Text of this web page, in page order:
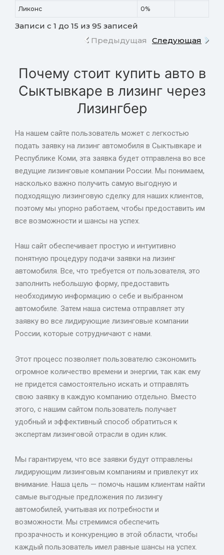
Ликонс 0%
Записи с 1 до 15 из 95 записей
Предыдущая
Следующая
Почему стоит купить авто в
Сыктывкаре в лизинг через
Лизингбер
На нашем сайте пользователь может с легкостью
подать заявку на лизинг автомобиля в Сыктывкаре и
Республике Коми, эта заявка будет отправлена во все
ведущие лизинговые компании России. Мы понимаем,
насколько важно получить самую выгодную и
подходящую лизинговую сделку для наших клиентов,
поэтому мы упорно работаем, чтобы предоставить им
все возможности и шансы на успех.
Наш сайт обеспечивает простую и интуитивно
понятную процедуру подачи заявки на лизинг
автомобиля. Все, что требуется от пользователя, это
заполнить небольшую форму, предоставить
необходимую информацию о себе и выбранном
автомобиле. Затем наша система отправляет эту
заявку во все лидирующие лизинговые компании
России, которые сотрудничают с нами.
Этот процесс позволяет пользователю сэкономить
огромное количество времени и энергии, так как ему
не придется самостоятельно искать и отправлять
свою заявку в каждую компанию отдельно. Вместо
этого, с нашим сайтом пользователь получает
удобный и эффективный способ обратиться к
экспертам лизинговой отрасли в один клик.
Мы гарантируем, что все заявки будут отправлены
лидирующим лизинговым компаниям и привлекут их
внимание. Наша цель — помочь нашим клиентам найти
самые выгодные предложения по лизингу
автомобилей, учитывая их потребности и
возможности. Мы стремимся обеспечить
прозрачность и конкуренцию в этой области, чтобы
каждый пользователь имел равные шансы на успех.